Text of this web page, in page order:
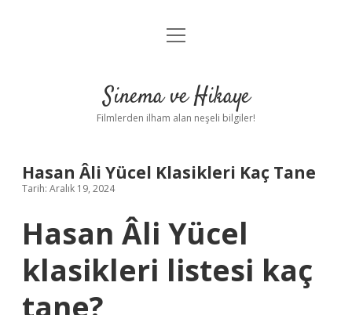
Gizlilik Politikası
Yasal Uyarı
menüyü
Sinema ve Hikaye
Filmlerden ilham alan neşeli bilgiler!
Hasan Âli Yücel Klasikleri Kaç Tane
Tarih: Aralık 19, 2024
Hasan Âli Yücel
klasikleri listesi kaç
tane?